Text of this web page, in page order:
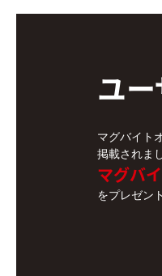
ユ
マグバイト
掲載されま
マグバ
をプレゼン